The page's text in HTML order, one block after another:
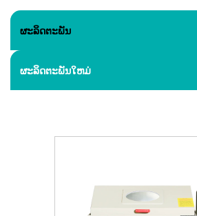
ຜະລິດຕະພັນ
ຜະລິດຕະພັນໃຫມ່